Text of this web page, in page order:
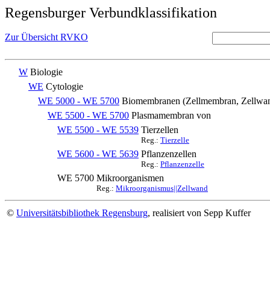
Regensburger Verbundklassifikation
Zur Übersicht RVKO
W Biologie
WE Cytologie
WE 5000 - WE 5700 Biomembranen (Zellmembran,
WE 5500 - WE 5700 Plasmamembran von
WE 5500 - WE 5539 Tierzellen
Reg.: Tierzelle
WE 5600 - WE 5639 Pflanzenzellen
Reg.: Pflanzenzelle
WE 5700 Mikroorganismen
Reg.: Mikroorganismus||Zellwand
© Universitätsbibliothek Regensburg, realisiert von Sepp Kuffer